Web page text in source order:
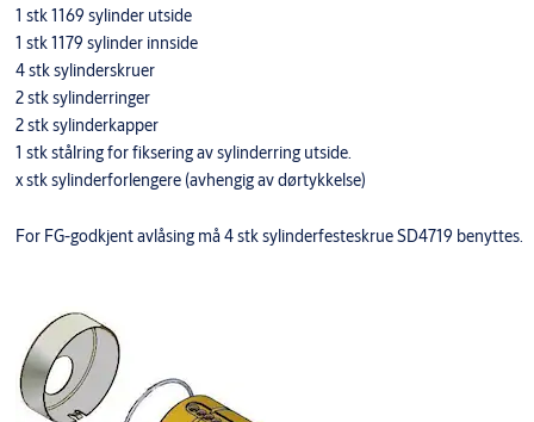
1 stk 1169 sylinder utside
1 stk 1179 sylinder innside
4 stk sylinderskruer
2 stk sylinderringer
2 stk sylinderkapper
1 stk stålring for fiksering av sylinderring utside.
x stk sylinderforlengere (avhengig av dørtykkelse)
For FG-godkjent avlåsing må 4 stk sylinderfesteskrue SD4719 benyttes.